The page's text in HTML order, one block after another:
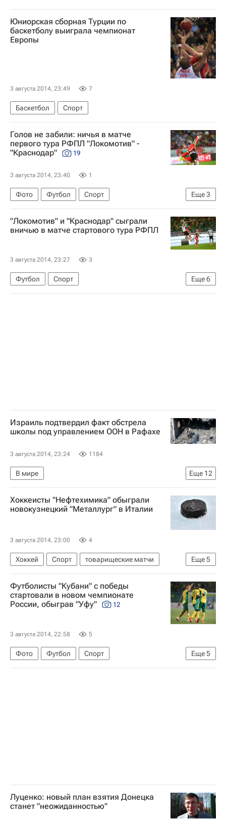
Юниорская сборная Турции по
баскетболу выиграла чемпионат
Европы
3 августа 2014, 23:49 7
Баскетбол Спорт
Голов не забили: ничья в матче
первого тура РФПЛ "Локомотив" -
"Краснодар"
19
3 августа 2014, 23:40 1
Еще3
Фото Футбол
Спорт
РПЛ 2026-2027 (Чемпионат России по футболу)
Локомотив (Москва)
Краснодар
"Локомотив" и "Краснодар" сыграли
вничью в матче стартового тура РФПЛ
3 августа 2014, 23:27 3
Еще6
Футбол
Спорт
РПЛ 2026-2027 (Чемпионат России по футболу)
Израиль подтвердил факт обстрела
школы под управлением ООН в Рафахе
3 августа 2014, 23:24 1184
Еще 12
В мире
Обострение отношений между Израилем и Палестиной
Израиль
США Тель-Авив
Америка
Дженнифер Псаки
ХАМАС
Государственный департамент США
Хоккеисты "Нефтехимика" обыграли
новокузнецкий "Металлург" в Италии
3 августа 2014, 23:00 4
Еще5
Хоккей Спорт
товарищеские матчи
Металлург (Новокузнецк)
Нефтехимик
Петр Хохряков
Глеб Клименко
Максим Рыбин
Футболисты "Кубани" с победы
стартовали в новом чемпионате
России, обыграв "Уфу"
12
3 августа 2014, 22:58 5
Еще5
Фото Футбол
Спорт
РПЛ 2026-2027 (Чемпионат России по футболу)
Луценко: новый план взятия Донецка
станет "неожиданностью"